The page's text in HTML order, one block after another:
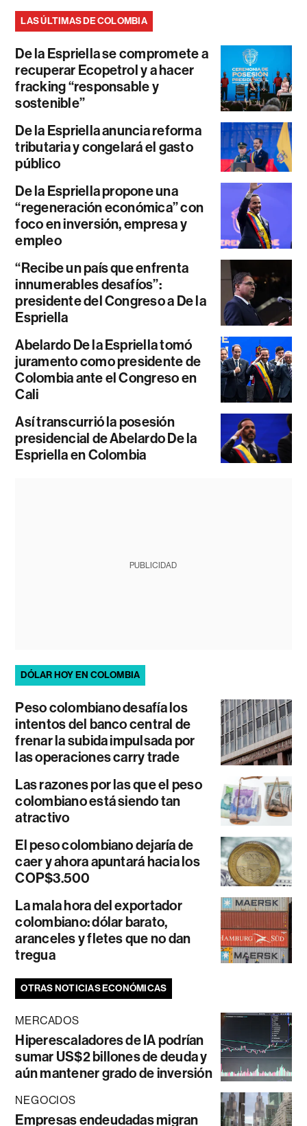
LAS ÚLTIMAS DE COLOMBIA
De la Espriella se compromete a
recuperar Ecopetrol y a hacer
fracking “responsable y
sostenible”
De la Espriella anuncia reforma
tributaria y congelará el gasto
público
De la Espriella propone una
“regeneración económica” con
foco en inversión, empresa y
empleo
“Recibe un país que enfrenta
innumerables desafíos”:
presidente del Congreso a De la
Espriella
Abelardo De la Espriella tomó
juramento como presidente de
Colombia ante el Congreso en
Cali
Así transcurrió la posesión
presidencial de Abelardo De la
Espriella en Colombia
PUBLICIDAD
DÓLAR HOY EN COLOMBIA
Peso colombiano desafía los
intentos del banco central de
frenar la subida impulsada por
las operaciones carry trade
Las razones por las que el peso
colombiano está siendo tan
atractivo
El peso colombiano dejaría de
caer y ahora apuntará hacia los
COP$3.500
La mala hora del exportador
colombiano: dólar barato,
aranceles y fletes que no dan
tregua
OTRAS NOTICIAS ECONÓMICAS
MERCADOS
Hiperescaladores de IA podrían
sumar US$2 billones de deuda y
aún mantener grado de inversión
NEGOCIOS
Empresas endeudadas migran